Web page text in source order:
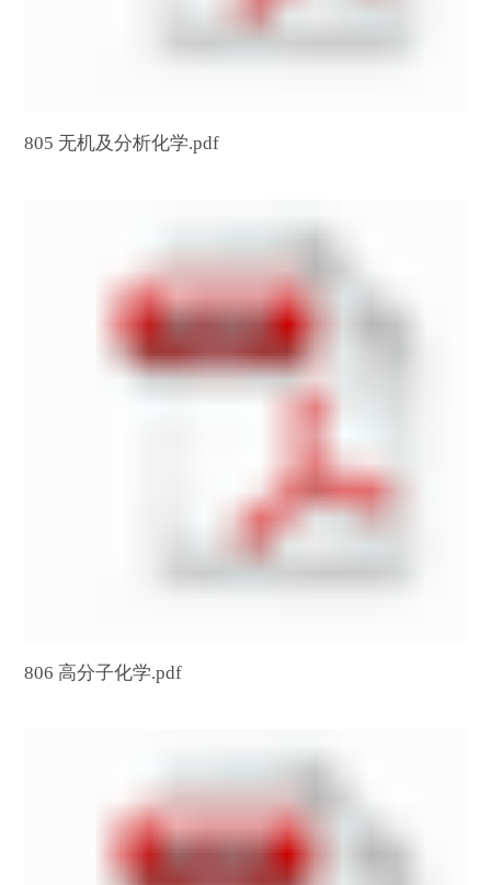
805 无机及分析化学.pdf
806 高分子化学.pdf